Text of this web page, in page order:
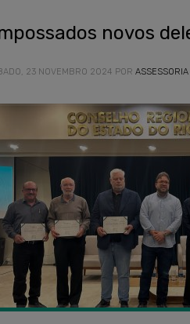
novos
23 NOVEMBRO 2024 POR ASSESSORIA